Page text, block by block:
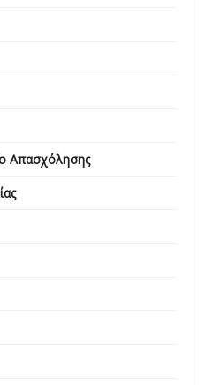
Απασχόλησης